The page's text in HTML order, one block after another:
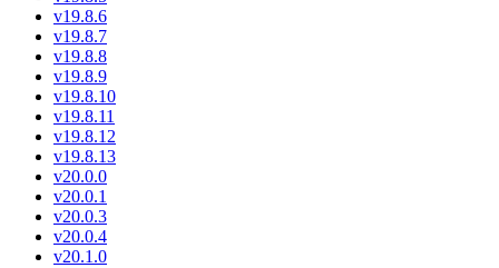
v19.8.6
v19.8.7
v19.8.8
v19.8.9
v19.8.10
v19.8.11
v19.8.12
v19.8.13
v20.0.0
v20.0.1
v20.0.3
v20.0.4
v20.1.0